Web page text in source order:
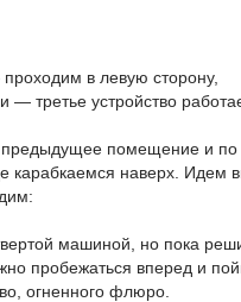
в левую сторону,
— третье устройство
помещение и по
карабкаемся наверх. Идем
машиной, но пока
пробежаться вперед и
огненного флюро.